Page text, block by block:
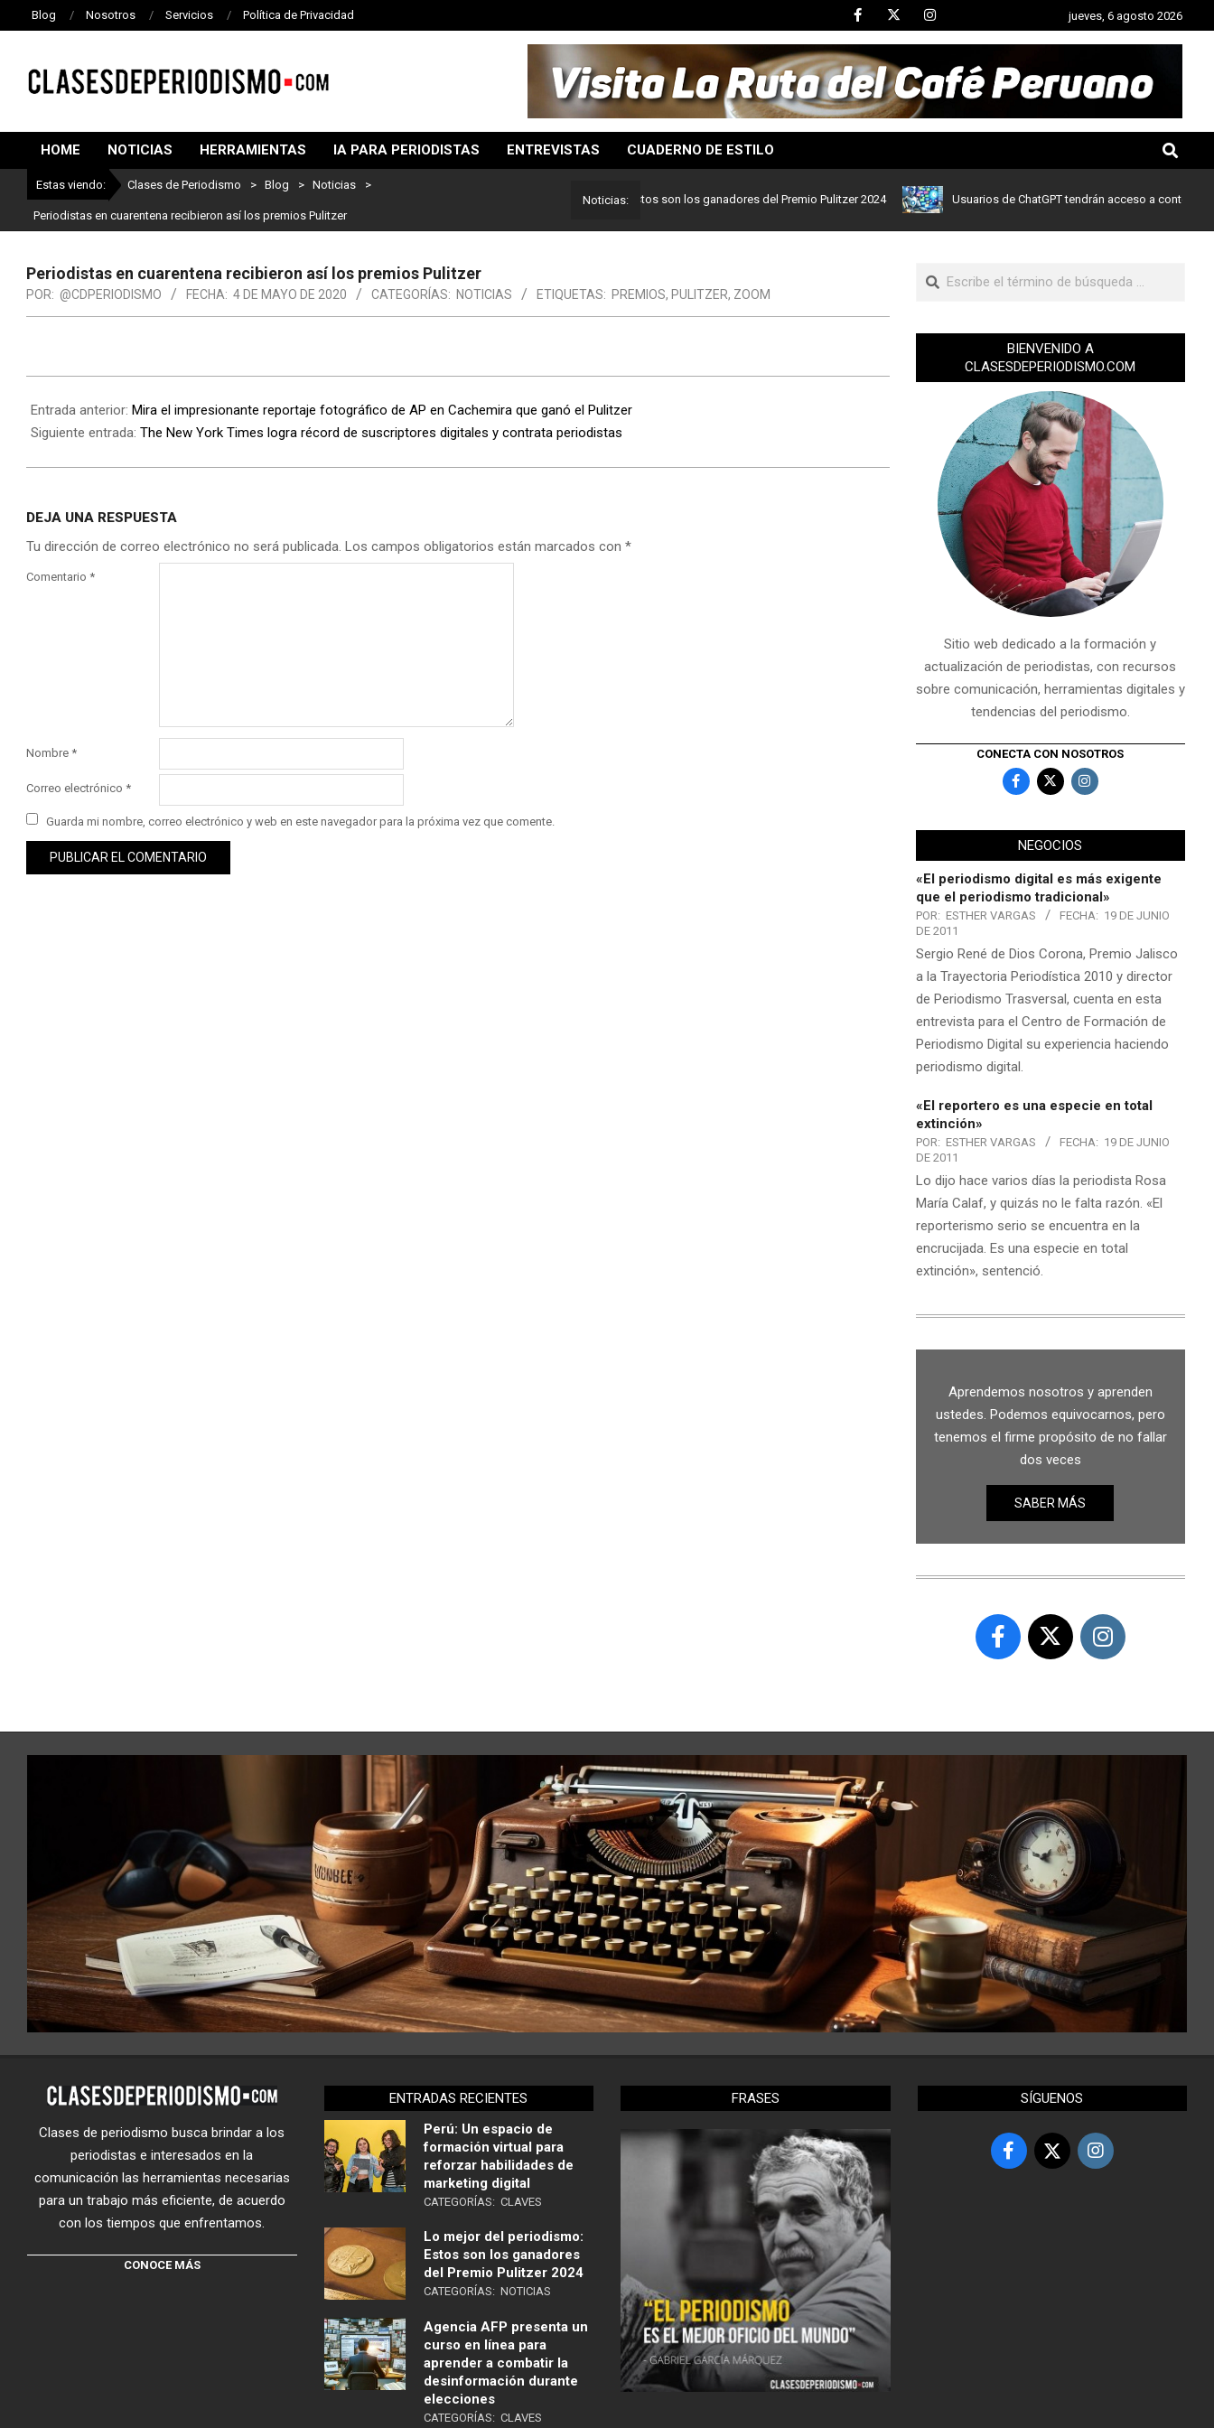
Blog Nosotros Servicios Política de Privacidad jueves, 6 agosto 2026
DE
PERIODISMO
HOME NOTICIAS HERRAMIENTAS IA PARA PERIODISTAS ENTREVISTAS CUADERNO DE ESTILO
Estas viendo: Clases de Periodismo > Blog > Noticias >
Periodistas en cuarentena recibieron así los premios Pulitzer
Noticias:
Lo mejor del periodismo: Estos son los ganadores del Premio Pulitzer 2024 Usuarios de ChatGPT tendrán acceso a contenidos de
Periodistas en cuarentena recibieron así los premios Pulitzer
POR: @CDPERIODISMO FECHA: 4 DE MAYO DE 2020 CATEGORÍAS: NOTICIAS ETIQUETAS: PREMIOS, PULITZER, ZOOM
Entrada anterior: Mira el impresionante reportaje fotográfico de AP en Cachemira que ganó el Pulitzer
Siguiente entrada: The New York Times logra récord de suscriptores digitales y contrata periodistas
DEJA UNA RESPUESTA
Tu dirección de correo electrónico no será publicada. Los campos obligatorios están marcados con *
Comentario *
Nombre *
Correo electrónico *
Guarda mi nombre, correo electrónico y web en este navegador para la próxima vez que comente.
BIENVENIDO A
CLASESDEPERIODISMO.COM
Sitio web dedicado a la formación y
actualización de periodistas, con recursos
sobre comunicación, herramientas digitales y
tendencias del periodismo.
CONECTA CON NOSOTROS
NEGOCIOS
«El periodismo digital es más exigente
que el periodismo tradicional»
POR: ESTHER VARGAS FECHA: 19 DE JUNIO
DE 2011
Sergio René de Dios Corona, Premio Jalisco
a la Trayectoria Periodística 2010 y director
de Periodismo Trasversal, cuenta en esta
entrevista para el Centro de Formación de
Periodismo Digital su experiencia haciendo
periodismo digital.
«El reportero es una especie en total
extinción»
POR: ESTHER VARGAS FECHA: 19 DE JUNIO
DE 2011
Lo dijo hace varios días la periodista Rosa
María Calaf, y quizás no le falta razón. «El
reporterismo serio se encuentra en la
encrucijada. Es una especie en total
extinción», sentenció.
Aprendemos nosotros y aprenden
ustedes. Podemos equivocarnos, pero
tenemos el firme propósito de no fallar
dos veces
SABER MÁS
Clases de periodismo busca brindar a los
periodistas e interesados en la
comunicación las herramientas necesarias
para un trabajo más eficiente, de acuerdo
con los tiempos que enfrentamos.
CONOCE MÁS
ENTRADAS RECIENTES
Perú: Un espacio de
formación virtual para
reforzar habilidades de
marketing digital
CATEGORÍAS: CLAVES
Lo mejor del periodismo:
Estos son los ganadores
del Premio Pulitzer 2024
CATEGORÍAS: NOTICIAS
Agencia AFP presenta un
curso en línea para
aprender a combatir la
desinformación durante
elecciones
CATEGORÍAS: CLAVES
FRASES SÍGUENOS